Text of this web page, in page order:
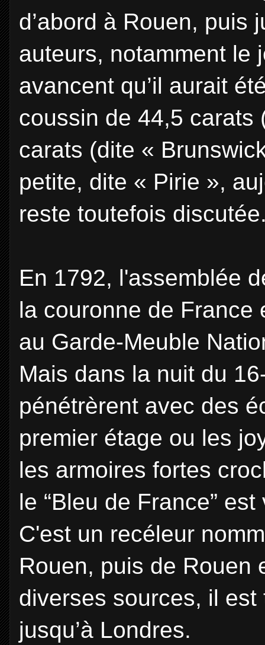
d’abord à Rouen, puis
auteurs, notamment le
avancent qu’il aurait
coussin de 44,5 carats
carats (dite «
petite, dite « Pirie »,
reste toutefois
En 1792, l'assemblée
la couronne de France
au Garde-Meuble
Mais dans la nuit du
pénétrèrent avec des
premier étage ou les
les armoires fortes
le “Bleu de France”
C'est un recéleur
Rouen, puis de Rouen
diverses sources, il est
jusqu’à Londres.